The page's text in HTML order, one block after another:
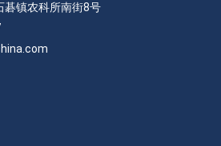
碁镇农科所南街8号